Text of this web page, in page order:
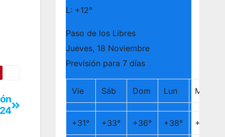
L: +12°
Paso de los Libres
Jueves, 18 Noviembre
Previsión para 7 días
Vie Sáb Dom Lun Mar
+31° +33° +36° +38° +